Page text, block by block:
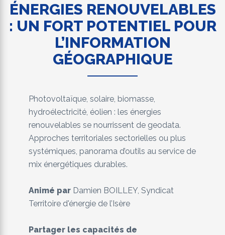
ÉNERGIES RENOUVELABLES
: UN FORT POTENTIEL POUR
L’INFORMATION
GÉOGRAPHIQUE
Photovoltaïque, solaire, biomasse,
hydroélectricité, éolien : les énergies
renouvelables se nourrissent de geodata.
Approches territoriales sectorielles ou plus
systémiques, panorama d’outils au service de
mix énergétiques durables.
Animé par Damien BOILLEY, Syndicat
Territoire d'énergie de l’Isère
Partager les capacités de